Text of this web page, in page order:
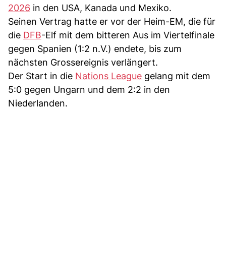
2026 in den USA, Kanada und Mexiko.
Seinen Vertrag hatte er vor der Heim-EM, die für
die DFB-Elf mit dem bitteren Aus im Viertelfinale
gegen Spanien (1:2 n.V.) endete, bis zum
nächsten Grossereignis verlängert.
Der Start in die Nations League gelang mit dem
5:0 gegen Ungarn und dem 2:2 in den
Niederlanden.